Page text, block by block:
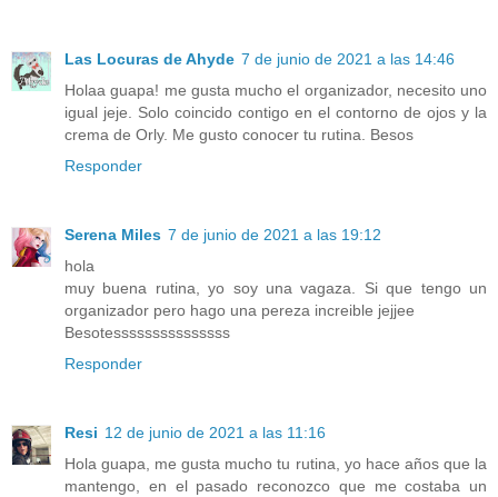
Las Locuras de Ahyde 7 de junio de 2021 a las 14:46
Holaa guapa! me gusta mucho el organizador, necesito uno
igual jeje. Solo coincido contigo en el contorno de ojos y la
crema de Orly. Me gusto conocer tu rutina. Besos
Responder
Serena Miles 7 de junio de 2021 a las 19:12
hola
muy buena rutina, yo soy una vagaza. Si que tengo un
organizador pero hago una pereza increible jejjee
Besotesssssssssssssss
Responder
Resi 12 de junio de 2021 a las 11:16
Hola guapa, me gusta mucho tu rutina, yo hace años que la
mantengo, en el pasado reconozco que me costaba un